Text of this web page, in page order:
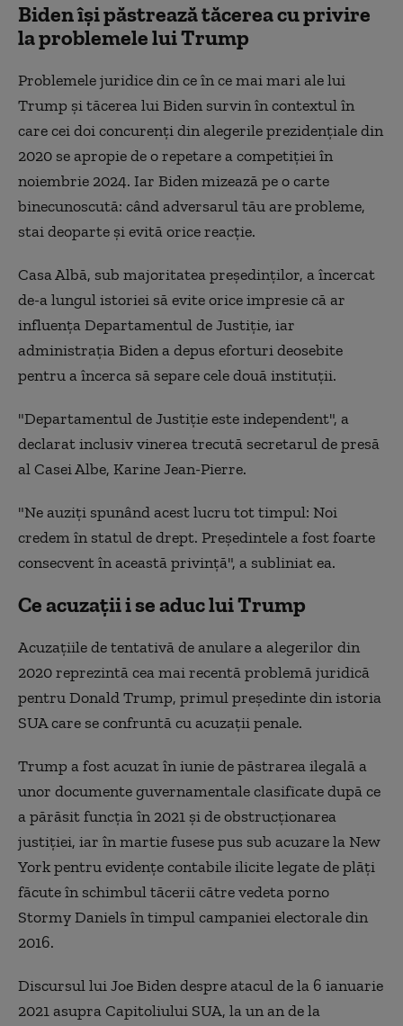
Biden își păstrează tăcerea cu privire
la problemele lui Trump
Problemele juridice din ce în ce mai mari ale lui
Trump şi tăcerea lui Biden survin în contextul în
care cei doi concurenţi din alegerile prezidenţiale din
2020 se apropie de o repetare a competiţiei în
noiembrie 2024. Iar Biden mizează pe o carte
binecunoscută: când adversarul tău are probleme,
stai deoparte şi evită orice reacţie.
Casa Albă, sub majoritatea preşedinţilor, a încercat
de-a lungul istoriei să evite orice impresie că ar
influenţa Departamentul de Justiţie, iar
administraţia Biden a depus eforturi deosebite
pentru a încerca să separe cele două instituţii.
"Departamentul de Justiţie este independent", a
declarat inclusiv vinerea trecută secretarul de presă
al Casei Albe, Karine Jean-Pierre.
"Ne auziţi spunând acest lucru tot timpul: Noi
credem în statul de drept. Preşedintele a fost foarte
consecvent în această privinţă", a subliniat ea.
Ce acuzații i se aduc lui Trump
Acuzaţiile de tentativă de anulare a alegerilor din
2020 reprezintă cea mai recentă problemă juridică
pentru Donald Trump, primul preşedinte din istoria
SUA care se confruntă cu acuzaţii penale.
Trump a fost acuzat în iunie de păstrarea ilegală a
unor documente guvernamentale clasificate după ce
a părăsit funcţia în 2021 şi de obstrucţionarea
justiţiei, iar în martie fusese pus sub acuzare la New
York pentru evidenţe contabile ilicite legate de plăţi
făcute în schimbul tăcerii către vedeta porno
Stormy Daniels în timpul campaniei electorale din
2016.
Discursul lui Joe Biden despre atacul de la 6 ianuarie
2021 asupra Capitoliului SUA, la un an de la